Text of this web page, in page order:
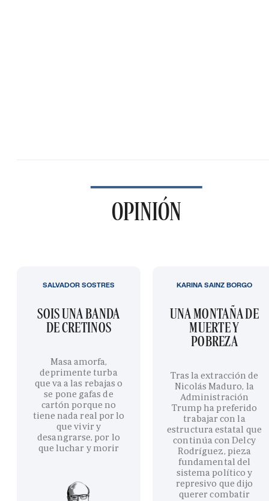
OPINIÓN
SOIS UNA BANDA
DE CRETINOS
Masa amorfa,
deprimente turba
que va a las rebajas o
se pone gafas de
cartón porque no
tiene nada real por lo
que vivir y
desangrarse, por lo
que luchar y morir
SALVADOR SOSTRES
UNA MONTAÑA DE
MUERTE Y
POBREZA
Tras la extracción de
Nicolás Maduro, la
Administración
Trump ha preferido
trabajar con la
estructura estatal que
continúa con Delcy
Rodríguez, pieza
fundamental del
sistema político y
represivo que dijo
querer combatir
KARINA SAINZ BORGO